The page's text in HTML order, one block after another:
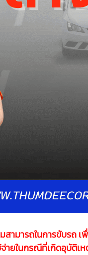
สามารถในการขับร
ยในกรณีที่เกิดอุบัติเ